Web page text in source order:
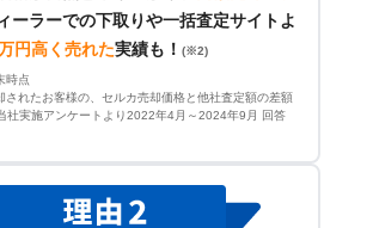
ーラーでの下取りや一括査定サイトよ
円高く売れた実績も！ (※2)
時点
れたお客様の、セルカ売却価格と他社査定額の差額
社実施アンケートより2022年4月～2024年9月 回答